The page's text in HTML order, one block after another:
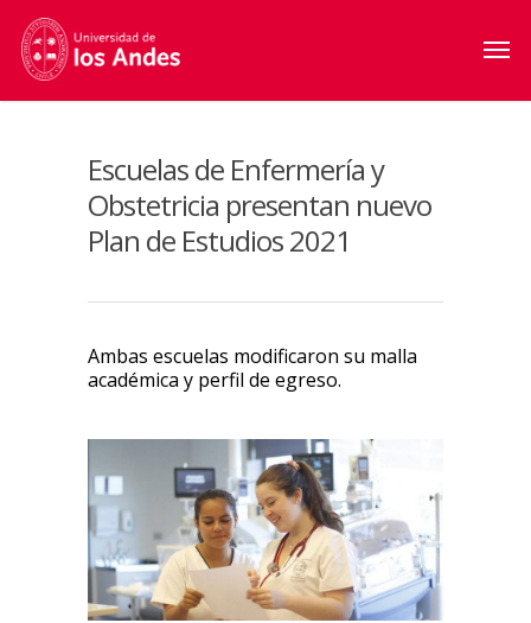
Escuelas de Enfermería y
Obstetricia presentan nuevo
Plan de Estudios 2021
Ambas escuelas modificaron su malla
académica y perfil de egreso.